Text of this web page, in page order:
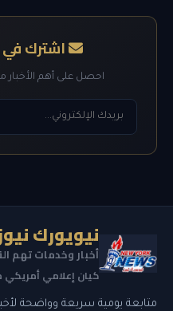
اشترك في
احصل على أهم الأخبار
نيويورك
أخبار وخدمات تهم
كيان إعلامي أمريكي مسجل
متابعة يومية سريعة وواضحة